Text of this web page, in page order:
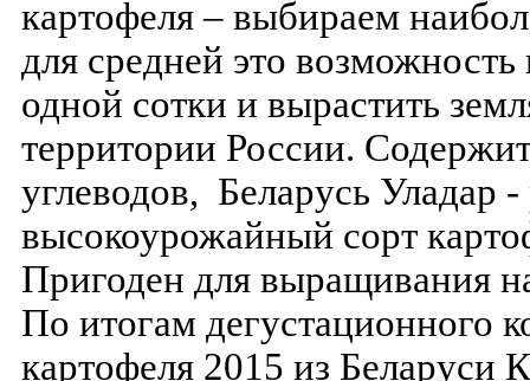
картофеля – выбираем
для средней это
одной сотки и вырастить
территории России.
углеводов, Беларусь Уладар
высокоурожайный сорт
Пригоден для выращивания
По итогам дегустационного
картофеля 2015 из Беларуси